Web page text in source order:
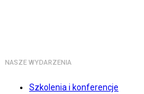
NASZE WYDARZENIA
Szkolenia i konferencje